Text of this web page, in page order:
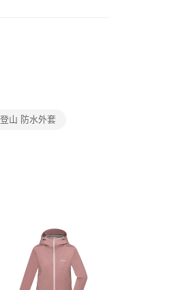
由商店將買賣／分期付
登山 防水外套